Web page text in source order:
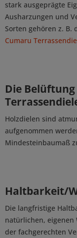
stark ausgeprägte
Ausharzungen und
Sorten gehören z. B.
Cumaru
Die
Holzdielen sind
aufgenommen
Mindesteinbaumaß
Haltbarkeit/
Die langfristige
natürlichen, eigenen
der fachgerechten